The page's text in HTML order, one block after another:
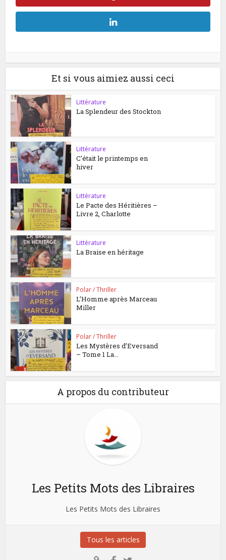
Et si vous aimiez aussi ceci
Littérature
La Splendeur des Stockton
Littérature
C’était le printemps en
hiver
Littérature
Le Pacte des Héritières –
Livre 2, Charlotte
Littérature
La Braise en héritage
Polar / Thriller
L’Homme après Marceau
Miller
Polar / Thriller
Les Mystères d’Eversand
– Tome 1 La...
A propos du contributeur
Les Petits Mots des Libraires
Les Petits Mots des Libraires
Tous les articles